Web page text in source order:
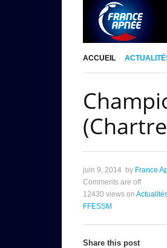
ACCUEIL
juin 9, 2014 by France
Comments are off
12430 views on
FFESSM
Share this post